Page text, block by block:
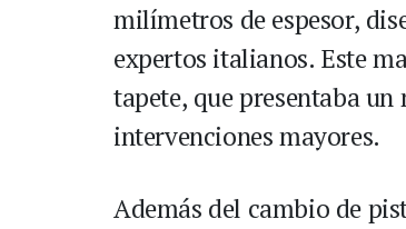
milímetros de espesor,
expertos italianos. Este
tapete, que presentaba
intervenciones mayores.
Además del cambio de